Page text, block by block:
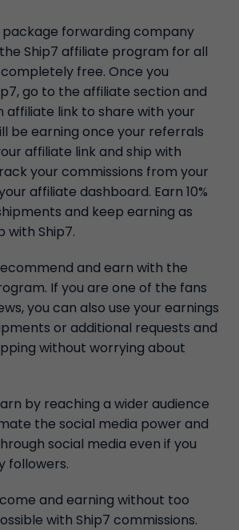
forwarding company
Ship7 affiliate program for all
free. Once you
go to the affiliate section and
affiliate link to share with your
be earning once your referrals
affiliate link and ship with
your commissions from your
affiliate dashboard. Earn 10%
and keep earning as
with Ship7.
and earn with the
If you are one of the fans
you can also use your earnings
or additional requests and
without worrying about
by reaching a wider audience
the social media power and
social media even if you
followers.
and earning without too
with Ship7 commissions.